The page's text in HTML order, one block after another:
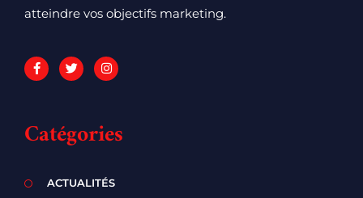
atteindre vos objectifs marketing.
Catégories
ACTUALITÉS